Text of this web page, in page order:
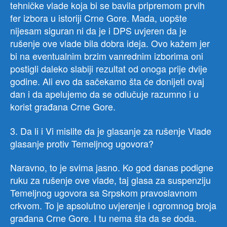
tehničke vlade koja bi se bavila pripremom prvih
fer izbora u istoriji Crne Gore. Mada, uopšte
nijesam siguran ni da je i DPS uvjeren da je
rušenje ove vlade bila dobra ideja. Ovo kažem jer
bi na eventualnim brzim vanrednim izborima oni
postigli daleko slabiji rezultat od onoga prije dvije
godine. Ali evo da sačekamo šta će donijeti ovaj
dan i da apelujemo da se odlučuje razumno i u
korist građana Crne Gore.
3. Da li i Vi mislite da je glasanje za rušenje Vlade
glasanje protiv Temeljnog ugovora?
Naravno, to je svima jasno. Ko god danas podigne
ruku za rušenje ove vlade, taj glasa za suspenziju
Temeljnog ugovora sa Srpskom pravoslavnom
crkvom. To je apsolutno uvjerenje i ogromnog broja
građana Crne Gore. I tu nema šta da se doda.